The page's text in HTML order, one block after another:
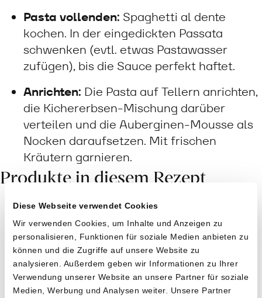
Diese Webseite verwendet Cookies
Wir verwenden Cookies, um Inhalte und Anzeigen zu
personalisieren, Funktionen für soziale Medien anbieten zu
können und die Zugriffe auf unsere Website zu
analysieren. Außerdem geben wir Informationen zu Ihrer
Verwendung unserer Website an unsere Partner für soziale
Medien, Werbung und Analysen weiter. Unsere Partner
Pasta vollenden: Spaghetti al dente
kochen. In der eingedickten Passata
schwenken (evtl. etwas Pastawasser
zufügen), bis die Sauce perfekt haftet.
Anrichten: Die Pasta auf Tellern anrichten,
die Kichererbsen-Mischung darüber
verteilen und die Auberginen-Mousse als
Nocken daraufsetzen. Mit frischen
Kräutern garnieren.
Produkte in diesem Rezept